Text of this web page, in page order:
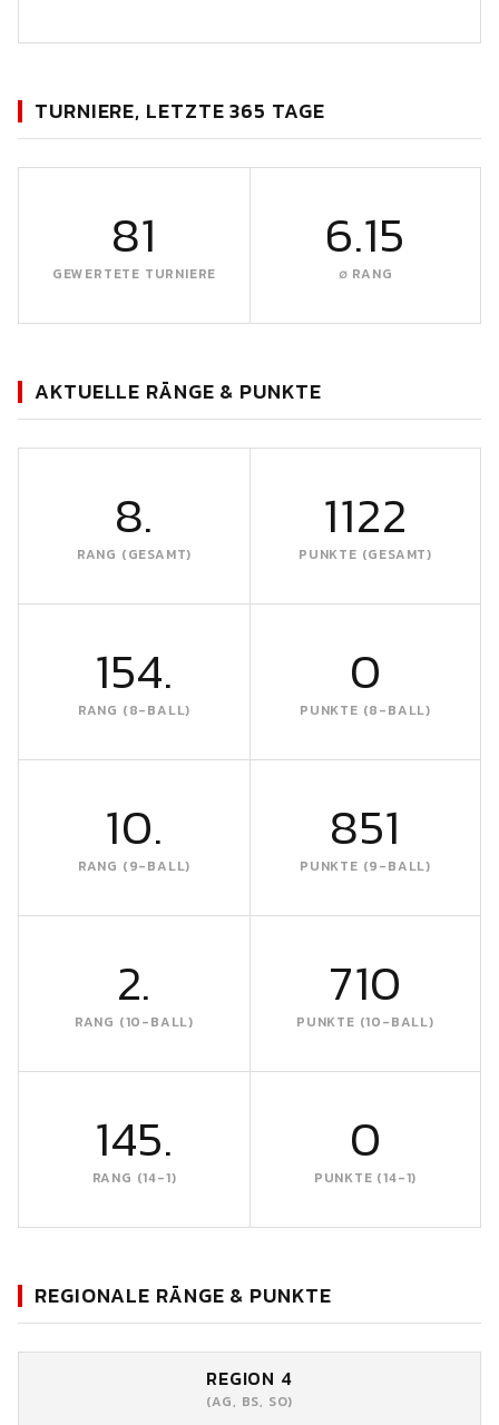
TURNIERE, LETZTE 365 TAGE
81
GEWERTETE TURNIERE
6.15
∅ RANG
AKTUELLE RÄNGE & PUNKTE
8.
RANG (GESAMT)
1122
PUNKTE (GESAMT)
154.
RANG (8-BALL)
0
PUNKTE (8-BALL)
10.
RANG (9-BALL)
851
PUNKTE (9-BALL)
2.
RANG (10-BALL)
710
PUNKTE (10-BALL)
145.
RANG (14-1)
0
PUNKTE (14-1)
REGIONALE RÄNGE & PUNKTE
REGION 4
(AG, BS, SO)